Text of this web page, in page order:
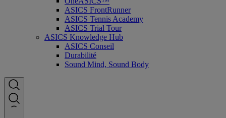
ASICS FrontRunner
ASICS Tennis Academy
ASICS Trial Tour
ASICS Knowledge Hub
ASICS Conseil
Durabilité
Sound Mind, Sound Body